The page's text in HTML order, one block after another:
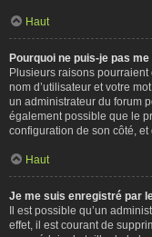
Haut
Pourquoi ne puis-je pas
Plusieurs raisons
nom d’utilisateur et votre
un administrateur du forum
également possible que le
configuration de son côté, et
Haut
Je me suis enregistré par
Il est possible qu’un
effet, il est courant de